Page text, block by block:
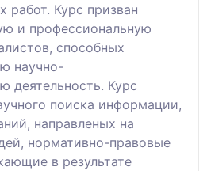
работ. Курс призван
и профессиональную
способных
научно-
деятельность. Курс
поиска информации,
направленых на
нормативно-правовые
в результате